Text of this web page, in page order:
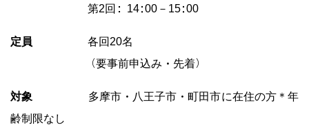
第2回：14:00－15:00
定員 各回20名
（要事前申込み・先着）
対象 多摩市・八王子市・町田市に在住の方＊年
齢制限なし